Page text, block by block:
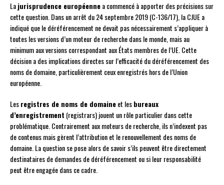
Lajurisprudence européennea commencé à apporter des précisions sur
cette question. Dans un arrêt du 24 septembre 2019 (C-136/17), la CJUE a
indiqué que le déréférencement ne devait pas nécessairement s’appliquer à
toutes les versions d’un moteur de recherche dans le monde, mais au
minimum aux versions correspondant aux États membres de l’UE. Cette
décision a des implications directes sur l’efficacité du déréférencement des
noms de domaine, particulièrement ceux enregistrés hors de l’Union
européenne.
Lesregistres de noms de domaineet lesbureaux
d’enregistrement (registrars) jouent un rôle particulier dans cette
problématique. Contrairement aux moteurs de recherche, ils n’indexent pas
de contenus mais gèrent l’attribution et le renouvellement des noms de
domaine. La question se pose alors de savoir s’ils peuvent être directement
destinataires de demandes de déréférencement ou si leur responsabilité
peut être engagée dans ce cadre.